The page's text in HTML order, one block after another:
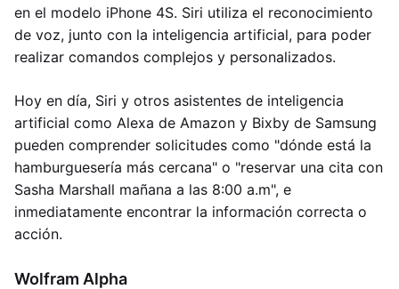
en el modelo iPhone 4S. Siri utiliza el reconocimiento
de voz, junto con la inteligencia artificial, para poder
realizar comandos complejos y personalizados.
Hoy en día, Siri y otros asistentes de inteligencia
artificial como Alexa de Amazon y Bixby de Samsung
pueden comprender solicitudes como "dónde está la
hamburguesería más cercana" o "reservar una cita con
Sasha Marshall mañana a las 8:00 a.m", e
inmediatamente encontrar la información correcta o
acción.
Wolfram Alpha